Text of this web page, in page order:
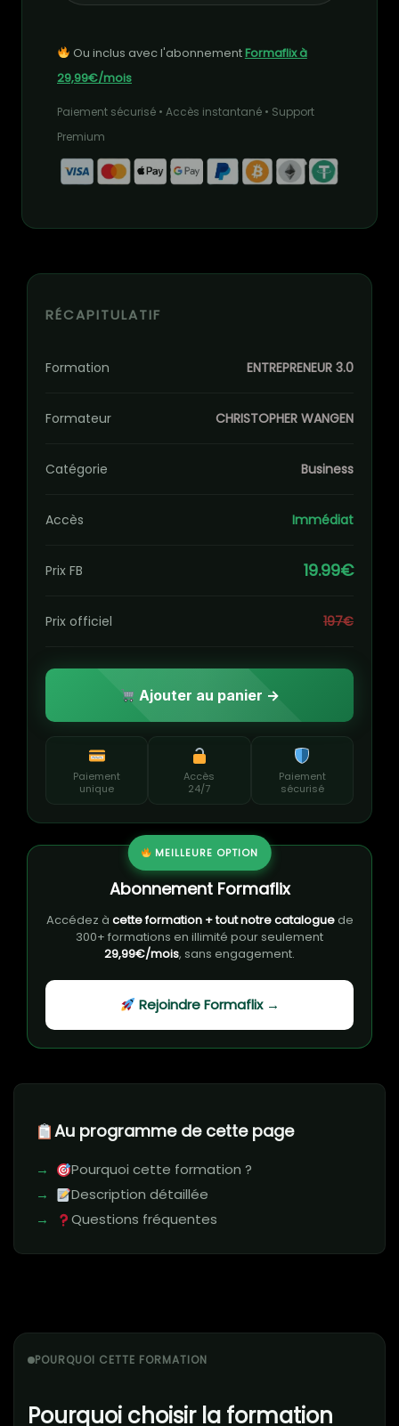
Ou inclus avec l'abonnementFormaflix à
29,99€/mois
Paiement sécurisé • Accès instantané • Support
Premium
Au programme de cette page
Pourquoi cette formation ?
Description détaillée
Questions fréquentes
POURQUOI CETTE FORMATION
Pourquoi choisir la formation
RÉCAPITULATIF
Formation ENTREPRENEUR 3.0
Formateur CHRISTOPHER WANGEN
Catégorie Business
Accès Immédiat
Prix FB 19.99€
Prix officiel 197€
Ajouter au panier →
Paiement
unique
Accès
24/7
Paiement
sécurisé
MEILLEURE OPTION
Abonnement Formaflix
Accédez à cette formation + tout notre cataloguede
300+ formations en illimité pour seulement
29,99€/mois, sans engagement.
Rejoindre Formaflix →